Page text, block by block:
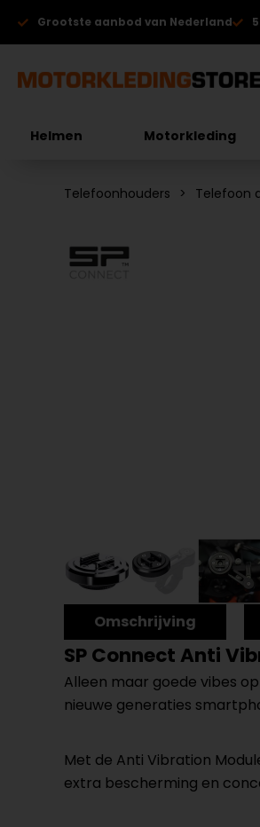
Grootste aanbod van Nederland
Helmen Motorkleding
Telefoonhouders Telefoon
Omschrijving
SP Connect Anti
Alleen maar goede vibes
nieuwe generaties
Met de Anti Vibration
extra bescherming en